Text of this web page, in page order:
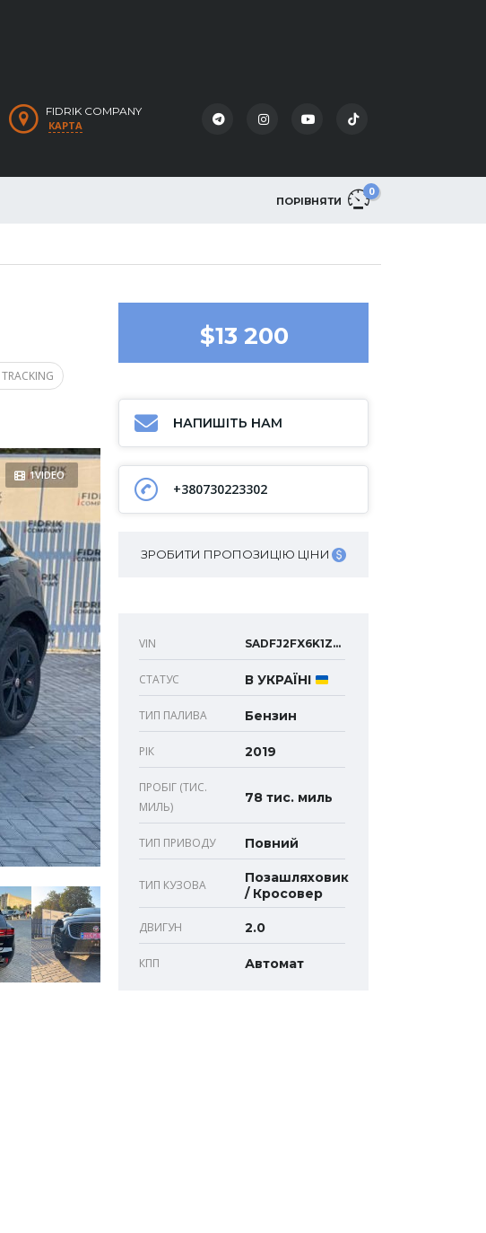
FIDRIK COMPANY
КАРТА
ПОРІВНЯТИ
0
TRACKING
1VIDEO
$13 200
НАПИШІТЬ НАМ
+380730223302
ЗРОБИТИ ПРОПОЗИЦІЮ ЦІНИ
VIN SADFJ2FX6K1Z34589
СТАТУС В УКРАЇНІ
ТИП ПАЛИВА Бензин
РІК 2019
ПРОБІГ (ТИС.
МИЛЬ)
78 тис. миль
ТИП ПРИВОДУ Повний
ТИП КУЗОВА
Позашляховик
/ Кросовер
ДВИГУН 2.0
КПП Автомат